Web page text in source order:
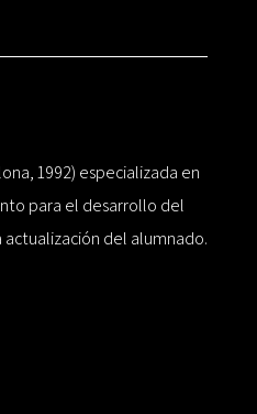
1992) especializada en
para el desarrollo del
del alumnado.